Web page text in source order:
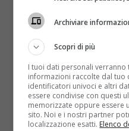
prevenzione viaggia
Redazione 3 Ottobre 2016
Anche quest’anno, nel
prevenzione delle
la Società di trasporto...
Read More
Archiviare
Scopri di più
I tuoi dati personali
informazioni raccolte dal tuo
identificatori univoci e altri
essere condivise con questi
memorizzate oppure essere
sito. Noi e i nostri partner
localizzazione esatti. Elenco